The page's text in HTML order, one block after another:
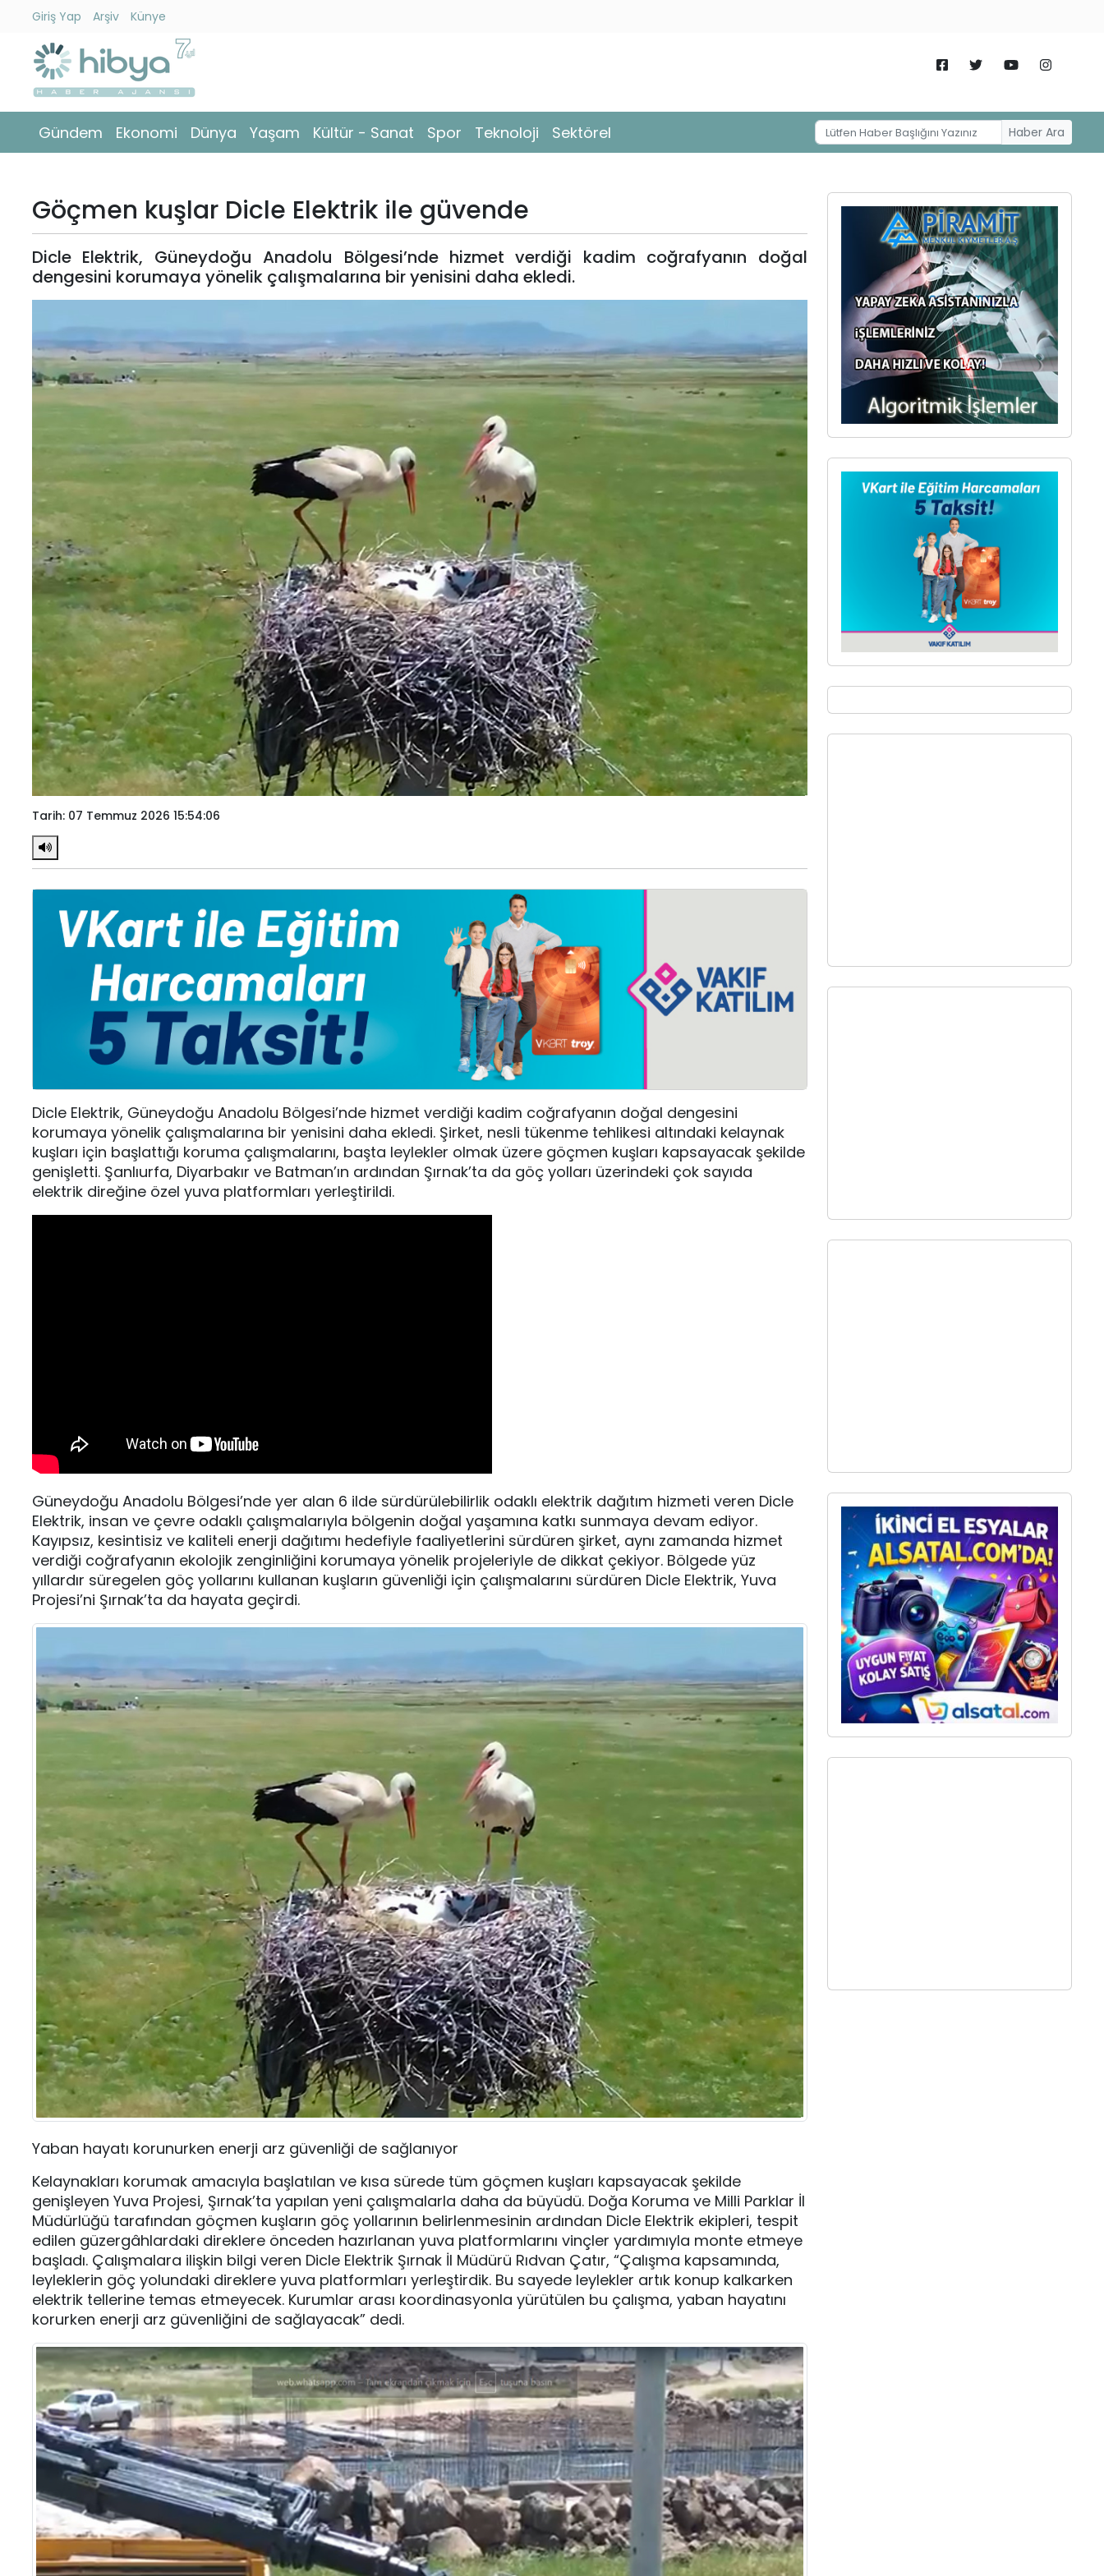
Giriş Yap Arşiv Künye
Gündem Ekonomi Dünya Yaşam Kültür - Sanat Spor Teknoloji Sektörel Haber Ara
Gündem
Ekonomi
Yaşam
Kültür
Sanat
Spor
Arşiv
Künye
Giriş
Göçmen kuşlar Dicle Elektrik ile güvende
Dicle Elektrik, Güneydoğu Anadolu Bölgesi’nde hizmet verdiği kadim coğrafyanın doğal
dengesini korumaya yönelik çalışmalarına bir yenisini daha ekledi.
Tarih: 07 Temmuz 2026 15:54:06
Dicle Elektrik, Güneydoğu Anadolu Bölgesi’nde hizmet verdiği kadim coğrafyanın doğal dengesini
korumaya yönelik çalışmalarına bir yenisini daha ekledi. Şirket, nesli tükenme tehlikesi altındaki kelaynak
kuşları için başlattığı koruma çalışmalarını, başta leylekler olmak üzere göçmen kuşları kapsayacak şekilde
genişletti. Şanlıurfa, Diyarbakır ve Batman’ın ardından Şırnak’ta da göç yolları üzerindeki çok sayıda
elektrik direğine özel yuva platformları yerleştirildi.
Güneydoğu Anadolu Bölgesi’nde yer alan 6 ilde sürdürülebilirlik odaklı elektrik dağıtım hizmeti veren Dicle
Elektrik, insan ve çevre odaklı çalışmalarıyla bölgenin doğal yaşamına katkı sunmaya devam ediyor.
Kayıpsız, kesintisiz ve kaliteli enerji dağıtımı hedefiyle faaliyetlerini sürdüren şirket, aynı zamanda hizmet
verdiği coğrafyanın ekolojik zenginliğini korumaya yönelik projeleriyle de dikkat çekiyor. Bölgede yüz
yıllardır süregelen göç yollarını kullanan kuşların güvenliği için çalışmalarını sürdüren Dicle Elektrik, Yuva
Projesi’ni Şırnak’ta da hayata geçirdi.
Yaban hayatı korunurken enerji arz güvenliği de sağlanıyor
Kelaynakları korumak amacıyla başlatılan ve kısa sürede tüm göçmen kuşları kapsayacak şekilde
genişleyen Yuva Projesi, Şırnak’ta yapılan yeni çalışmalarla daha da büyüdü. Doğa Koruma ve Milli Parklar İl
Müdürlüğü tarafından göçmen kuşların göç yollarının belirlenmesinin ardından Dicle Elektrik ekipleri, tespit
edilen güzergâhlardaki direklere önceden hazırlanan yuva platformlarını vinçler yardımıyla monte etmeye
başladı. Çalışmalara ilişkin bilgi veren Dicle Elektrik Şırnak İl Müdürü Rıdvan Çatır, “Çalışma kapsamında,
leyleklerin göç yolundaki direklere yuva platformları yerleştirdik. Bu sayede leylekler artık konup kalkarken
elektrik tellerine temas etmeyecek. Kurumlar arası koordinasyonla yürütülen bu çalışma, yaban hayatını
korurken enerji arz güvenliğini de sağlayacak” dedi.